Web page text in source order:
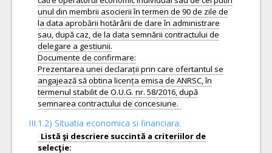
unul din membrii asocierii în termen de 90 de zile de
la data aprobării hotărârii de dare în administrare
sau, după caz, de la data semnării contractului de
delegare a gestiunii.
Documente de confirmare:
Prezentarea unei declarații prin care ofertantul se
angajează să obtina licența emisa de ANRSC, în
termenul stabilit de O.U.G. nr. 58/2016, după
III.1.2) Situatia economica si financiara:
Listă şi descriere succintă a criteriilor de